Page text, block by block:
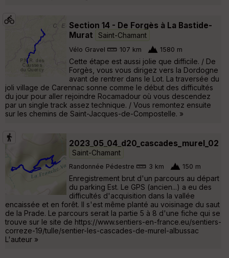
Section 14 - De Forgès à La Bastide-
Murat
Saint-Chamant
Vélo Gravel 107 km 1580 m
Cette étape est aussi jolie que difficile. / De
Forgès, vous vous dirigez vers la Dordogne
avant de rentrer dans le Lot. La traversée du
joli village de Carennac sonne comme le début des difficultés
du jour pour aller rejoindre Rocamadour où vous descendez
par un single track assez technique. / Vous remontez ensuite
sur les chemins de Saint-Jacques-de-Compostelle. »
2023_05_04_d20_cascades_murel_02
Saint-Chamant
Randonnée Pédestre 3 km 150 m
Enregistrement brut d'un parcours au départ
du parking Est. Le GPS (ancien...) a eu des
difficultés d'acquisition dans la vallée
encaissée et en forêt. Il s'est même planté au voisinage du saut
de la Prade. Le parcours serait la partie 5 à 8 d'une fiche qui se
trouve sur le site de https://www.sentiers-en-france.eu/sentiers-
correze-19/tulle/sentier-les-cascades-de-murel-albussac
L'auteur »